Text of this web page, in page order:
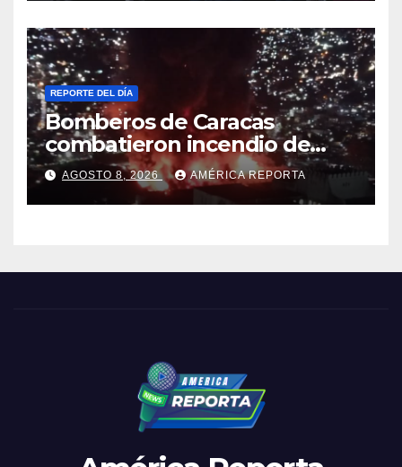
REPORTE DEL DÍA
Bomberos de Caracas
combatieron incendio de
gran magnitud en zona
industrial de El Llanito
AGOSTO 8, 2026 AMÉRICA REPORTA